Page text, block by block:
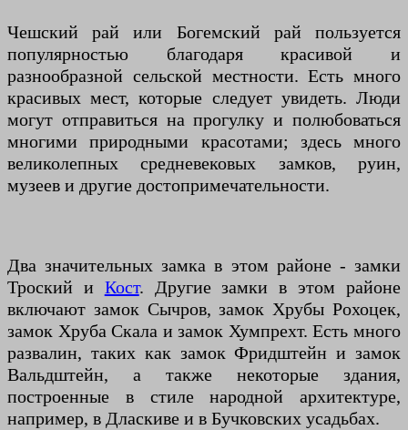
Чешский рай или Богемский рай пользуется
популярностью благодаря красивой и
разнообразной сельской местности. Есть много
красивых мест, которые следует увидеть. Люди
могут отправиться на прогулку и полюбоваться
многими природными красотами; здесь много
великолепных средневековых замков, руин,
музеев и другие достопримечательности.
Два значительных замка в этом районе - замки
Троский и Кост. Другие замки в этом районе
включают замок Сычров, замок Хрубы Рохоцек,
замок Хруба Скала и замок Хумпрехт. Есть много
развалин, таких как замок Фридштейн и замок
Вальдштейн, а также некоторые здания,
построенные в стиле народной архитектуре,
например, в Дласкиве и в Бучковских усадьбах.